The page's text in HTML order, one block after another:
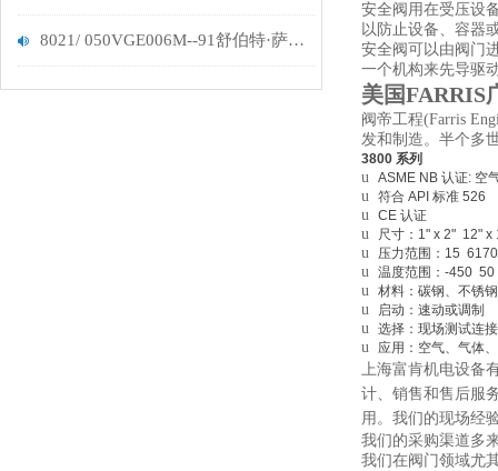
8021/ 050VGE006M--91舒伯特·萨泽气动滑窗阀
安全阀用在受压设
以防止设备、容器
安全阀可以由阀门
一个机构来先导驱
美国FARRIS
阀帝工程(Farris
发和制造。半个多
3800 系列
u ASME NB 认证: 空
u 符合 API 标准 526
u CE 认证
u 尺寸：1" x 2" 12" x
u 压力范围：15
u 温度范围：-450 50
u 材料：碳钢、不锈
u 启动：速动或调制
u 选择：现场测试连
u 应用：空气、气体
上海富肯机电设备
计、销售和售后服
用。我们的现场经
我们的采购渠道多
我们在阀门领域尤